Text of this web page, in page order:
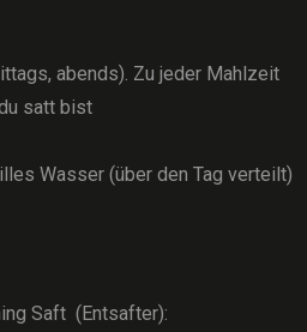
abends). Zu jeder Mahlzeit
satt bist
Wasser (über den Tag verteilt)
Saft (Entsafter):